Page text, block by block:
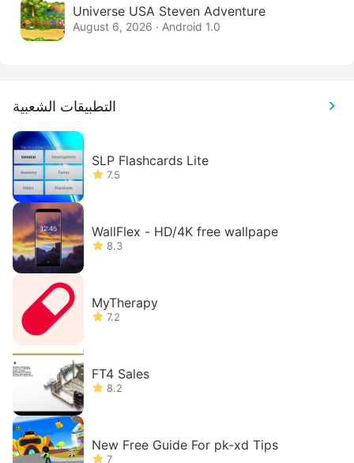
Universe USA Steven Adventure
August 6, 2026 · Android 1.0
التطبيقات الشعبية
SLP Flashcards Lite
7.5
WallFlex - HD/4K free wallpape
8.3
MyTherapy
7.2
FT4 Sales
8.2
New Free Guide For pk-xd Tips
7